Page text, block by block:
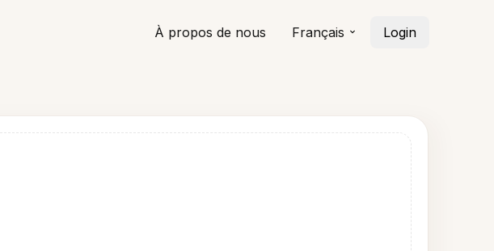
À propos de nous Français Login